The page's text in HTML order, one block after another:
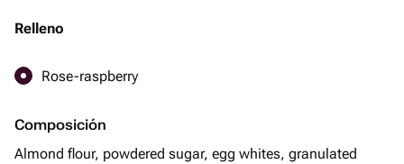
Relleno
Rose-raspberry
Composición
Almond flour, powdered sugar, egg whites, granulated